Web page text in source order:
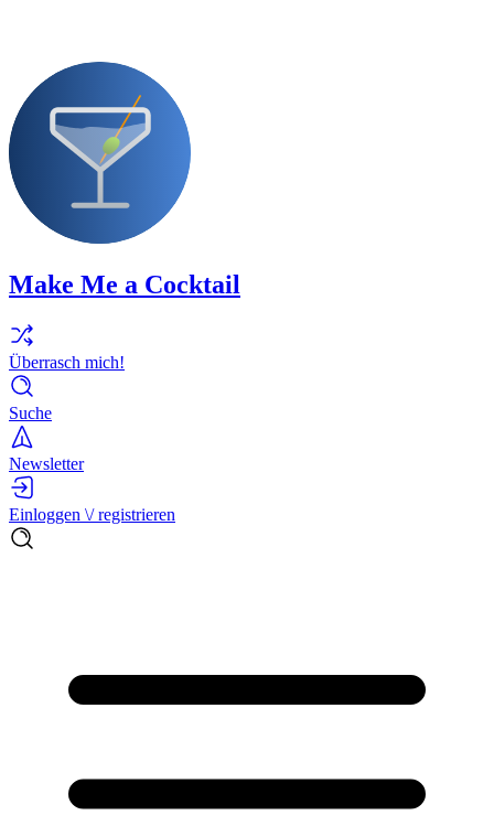
Make Me a Cocktail
Überrasch mich!
Suche
Newsletter
Einloggen \/ registrieren